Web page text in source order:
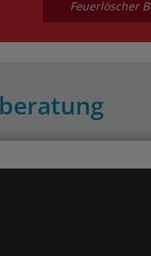
Feuerlöscher